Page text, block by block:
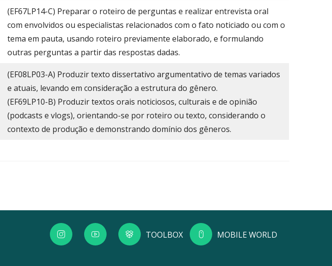
(EF67LP14-C) Preparar o roteiro de perguntas e realizar entrevista oral
com envolvidos ou especialistas relacionados com o fato noticiado ou com o
tema em pauta, usando roteiro previamente elaborado, e formulando
outras perguntas a partir das respostas dadas.
(EF08LP03-A) Produzir texto dissertativo argumentativo de temas variados
e atuais, levando em consideração a estrutura do gênero.
(EF69LP10-B) Produzir textos orais noticiosos, culturais e de opinião
(podcasts e vlogs), orientando-se por roteiro ou texto, considerando o
contexto de produção e demonstrando domínio dos gêneros.
TOOLBOX MOBILE WORLD